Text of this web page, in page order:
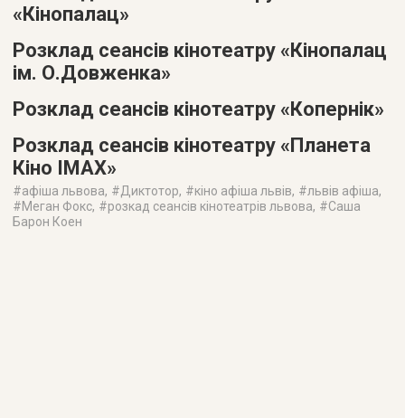
«Кінопалац»
Розклад сеансів кінотеатру «Кінопалац
ім. О.Довженка»
Розклад сеансів кінотеатру «Копернік»
Розклад сеансів кінотеатру «Планета
Кіно IMAX»
#афіша львова, #Диктотор, #кіно афіша львів, #львів афіша,
#Меган Фокс, #розкад сеансів кінотеатрів львова, #Саша
Барон Коен